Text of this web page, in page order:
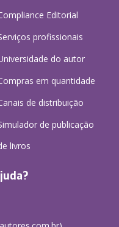
Editorial
profissionais
do autor
em quantidade
de distribuição
de publicação
livros